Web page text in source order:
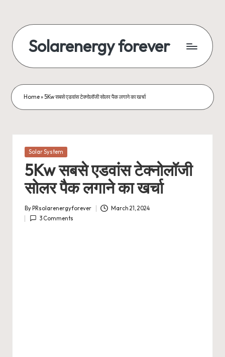
content
Solarenergy forever
बिजली
Home»5Kw सबसे एडवांस टेक्नोलॉजी सोलर पैक लगाने का खर्चा
Posted
Solar System
5Kw सबसे एडवांस टेक्नोलॉजी
सोलर पैक लगाने का खर्चा
Posted
by
By PRsolarenergyforever
March 21, 2024
3 Comments